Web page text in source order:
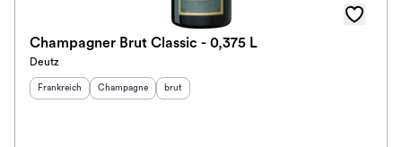
Champagner Brut Classic - 0,375 L
Deutz
Herkunftsland
Frankreich Herkunftsregion :
Champagne Geschmack
brut